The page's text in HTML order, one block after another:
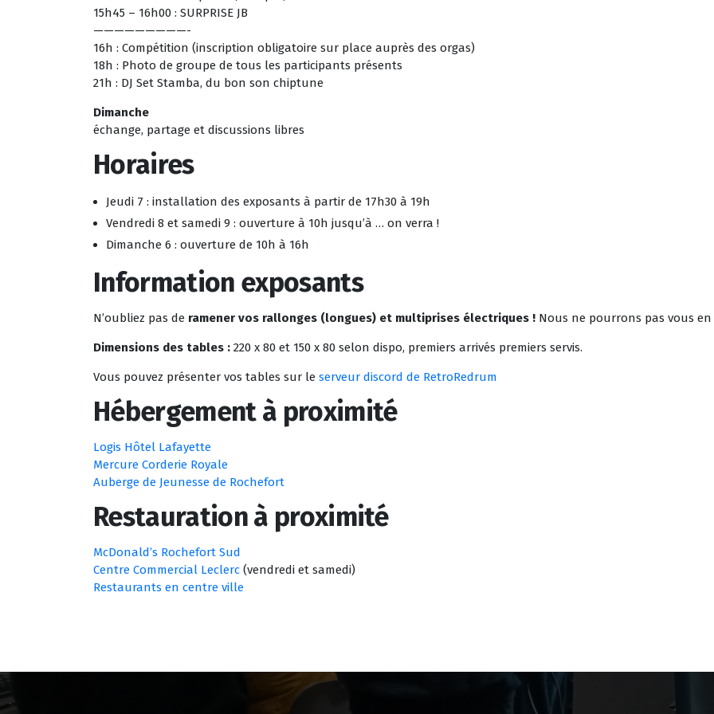
15h45 – 16h00 : SURPRISE JB
—————————-
16h : Compétition (inscription obligatoire sur place auprès des orgas)
18h : Photo de groupe de tous les participants présents
21h : DJ Set Stamba, du bon son chiptune
Dimanche
échange, partage et discussions libres
Horaires
Jeudi 7 : installation des exposants à partir de 17h30 à 19h
Vendredi 8 et samedi 9 : ouverture à 10h jusqu’à … on verra !
Dimanche 6 : ouverture de 10h à 16h
Information exposants
N’oubliez pas de ramener vos rallonges (longues) et multiprises électriques ! Nous ne pourrons pas vous
Dimensions des tables : 220 x 80 et 150 x 80 selon dispo, premiers arrivés premiers servis.
Vous pouvez présenter vos tables sur le serveur discord de RetroRedrum
Hébergement à proximité
Logis Hôtel Lafayette
Mercure Corderie Royale
Auberge de Jeunesse de Rochefort
Restauration à proximité
McDonald’s Rochefort Sud
Centre Commercial Leclerc (vendredi et samedi)
Restaurants en centre ville